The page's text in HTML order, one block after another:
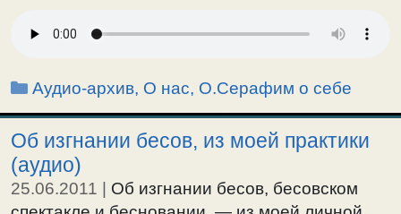
Рубрики
Аудио-архив, О нас, О.Серафим о себе
Об изгнании бесов, из моей практики
(аудио)
25.06.2011
Об изгнании бесов, бесовском